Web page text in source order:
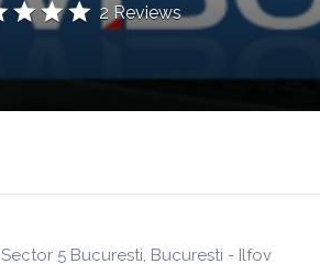
2 Reviews
Sector 5 Bucuresti, Bucuresti - Ilfov